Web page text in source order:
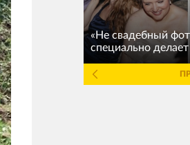
«Не свадебный
специально